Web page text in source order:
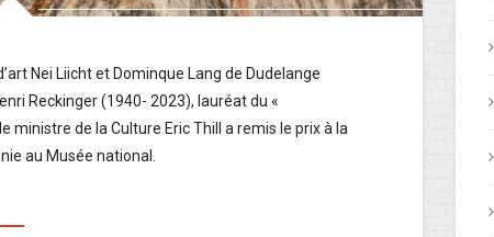
Nei Liicht et Dominque Lang de Dudelange
Reckinger (1940- 2023), lauréat du «
ministre de la Culture Eric Thill a remis le prix à la
au Musée national.